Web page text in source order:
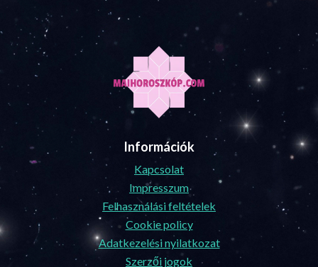
Információk
Kapcsolat
Impresszum
Felhasználási feltételek
Cookie policy
Adatkezelési nyilatkozat
Szerzői jogok